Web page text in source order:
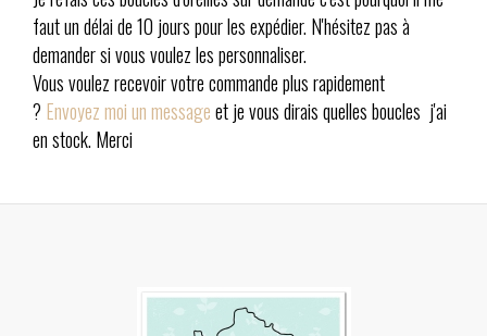
faut un délai de 10 jours pour les expédier. N'hésitez pas à
demander si vous voulez les personnaliser.
Vous voulez recevoir votre commande plus rapidement
? Envoyez moi un messageet je vous dirais quelles boucles j'ai
en stock. Merci